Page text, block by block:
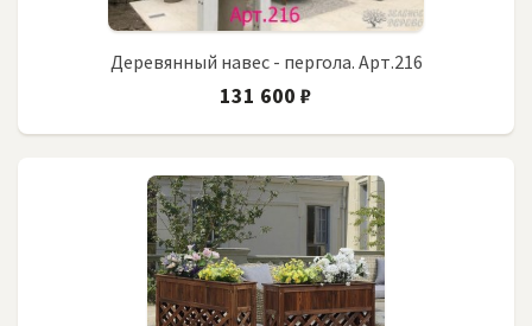
Деревянный навес - пергола. Арт.216
131 600 ₽